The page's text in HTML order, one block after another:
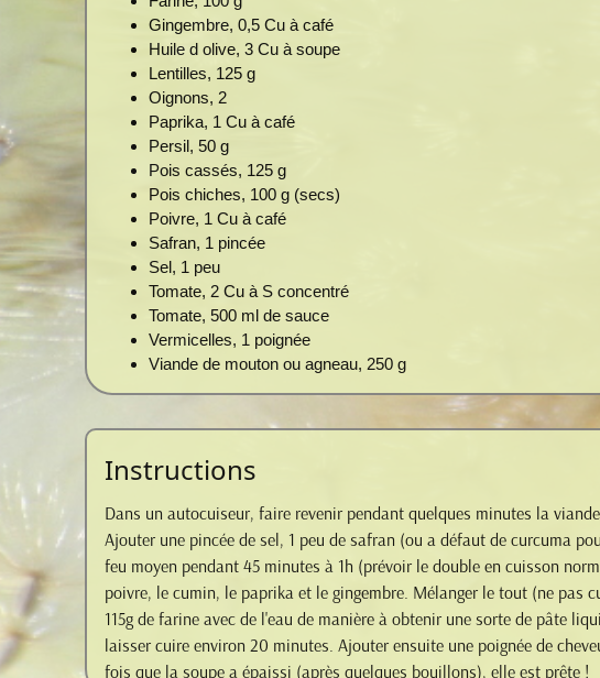
Gingembre, 0,5 Cu à café
Huile d olive, 3 Cu à soupe
Lentilles, 125 g
Oignons, 2
Paprika, 1 Cu à café
Persil, 50 g
Pois cassés, 125 g
Pois chiches, 100 g (secs)
Poivre, 1 Cu à café
Safran, 1 pincée
Sel, 1 peu
Tomate, 2 Cu à S concentré
Tomate, 500 ml de sauce
Vermicelles, 1 poignée
Viande de mouton ou agneau, 250 g
Instructions
Dans un autocuiseur, faire revenir pendant quelques minutes la
Ajouter une pincée de sel, 1 peu de safran (ou a défaut de curcuma
feu moyen pendant 45 minutes à 1h (prévoir le double en cuisson
poivre, le cumin, le paprika et le gingembre. Mélanger le tout (ne pas
115g de farine avec de l'eau de manière à obtenir une sorte de pâte
laisser cuire environ 20 minutes. Ajouter ensuite une poignée de
fois que la soupe a épaissi (après quelques bouillons), elle est prête !